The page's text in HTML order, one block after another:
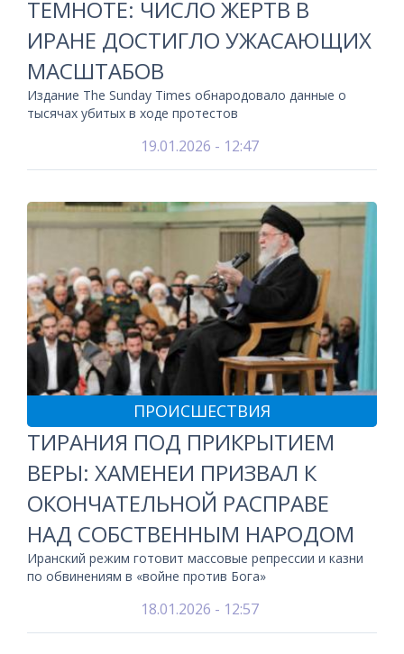
ТЕМНОТЕ: ЧИСЛО ЖЕРТВ В
ИРАНЕ ДОСТИГЛО УЖАСАЮЩИХ
МАСШТАБОВ
Издание The Sunday Times обнародовало данные о
тысячах убитых в ходе протестов
19.01.2026 - 12:47
ПРОИСШЕСТВИЯ
ТИРАНИЯ ПОД ПРИКРЫТИЕМ
ВЕРЫ: ХАМЕНЕИ ПРИЗВАЛ К
ОКОНЧАТЕЛЬНОЙ РАСПРАВЕ
НАД СОБСТВЕННЫМ НАРОДОМ
Иранский режим готовит массовые репрессии и казни
по обвинениям в «войне против Бога»
18.01.2026 - 12:57